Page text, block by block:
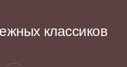
классиков